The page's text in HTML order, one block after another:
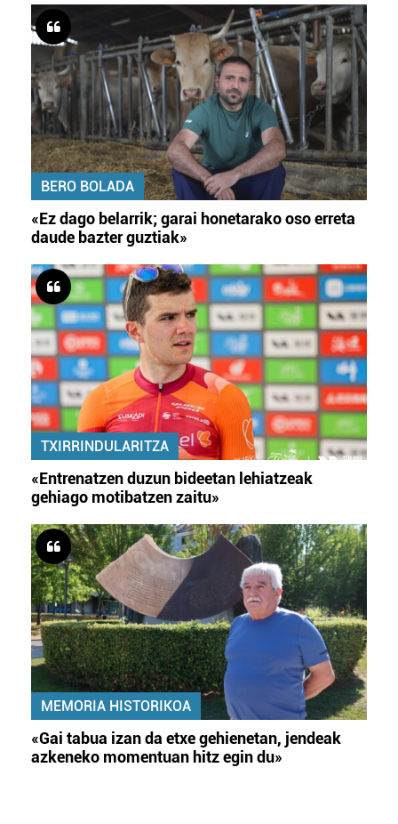
BERO BOLADA
«Ez dago belarrik; garai honetarako oso erreta
daude bazter guztiak»
TXIRRINDULARITZA
«Entrenatzen duzun bideetan lehiatzeak
gehiago motibatzen zaitu»
MEMORIA HISTORIKOA
«Gai tabua izan da etxe gehienetan, jendeak
azkeneko momentuan hitz egin du»